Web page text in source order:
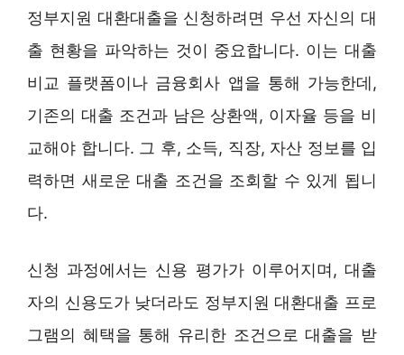
정부지원 대환대출을 신청하려면 우선 자신의 대
출 현황을 파악하는 것이 중요합니다. 이는 대출
비교 플랫폼이나 금융회사 앱을 통해 가능한데,
기존의 대출 조건과 남은 상환액, 이자율 등을 비
교해야 합니다. 그 후, 소득, 직장, 자산 정보를 입
력하면 새로운 대출 조건을 조회할 수 있게 됩니
다.
신청 과정에서는 신용 평가가 이루어지며, 대출
자의 신용도가 낮더라도 정부지원 대환대출 프로
그램의 혜택을 통해 유리한 조건으로 대출을 받